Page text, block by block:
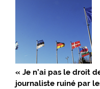
« Je n’ai pas le droit
journaliste ruiné par